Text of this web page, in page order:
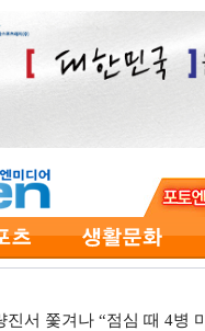
진서 쫓겨나 “점심 때 4병